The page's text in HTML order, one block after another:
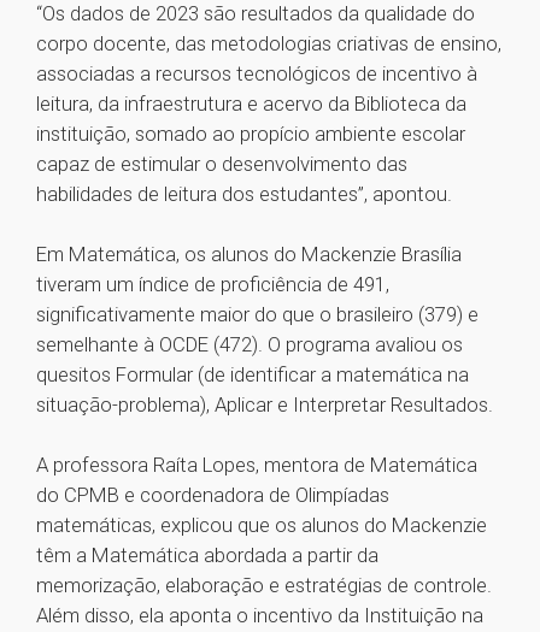
“Os dados de 2023 são resultados da qualidade do
corpo docente, das metodologias criativas de ensino,
associadas a recursos tecnológicos de incentivo à
leitura, da infraestrutura e acervo da Biblioteca da
instituição, somado ao propício ambiente escolar
capaz de estimular o desenvolvimento das
habilidades de leitura dos estudantes”, apontou.
Em Matemática, os alunos do Mackenzie Brasília
tiveram um índice de proficiência de 491,
significativamente maior do que o brasileiro (379) e
semelhante à OCDE (472). O programa avaliou os
quesitos Formular (de identificar a matemática na
situação-problema), Aplicar e Interpretar Resultados.
A professora Raíta Lopes, mentora de Matemática
do CPMB e coordenadora de Olimpíadas
matemáticas, explicou que os alunos do Mackenzie
têm a Matemática abordada a partir da
memorização, elaboração e estratégias de controle.
Além disso, ela aponta o incentivo da Instituição na